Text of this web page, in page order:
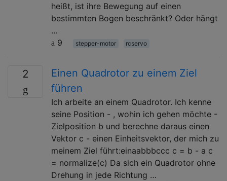
heißt, ist ihre Bewegung auf einen
bestimmten Bogen beschränkt? Oder hängt
…
9
stepper-motor rcservo
2
Einen Quadrotor zu einem Ziel
führen
Ich arbeite an einem Quadrotor. Ich kenne
seine Position - , wohin ich gehen möchte -
Zielposition b und berechne daraus einen
Vektor c - einen Einheitsvektor, der mich zu
meinem Ziel führt:einaabbbccc c = b - a c
= normalize(c) Da sich ein Quadrotor ohne
Drehung in jede Richtung …